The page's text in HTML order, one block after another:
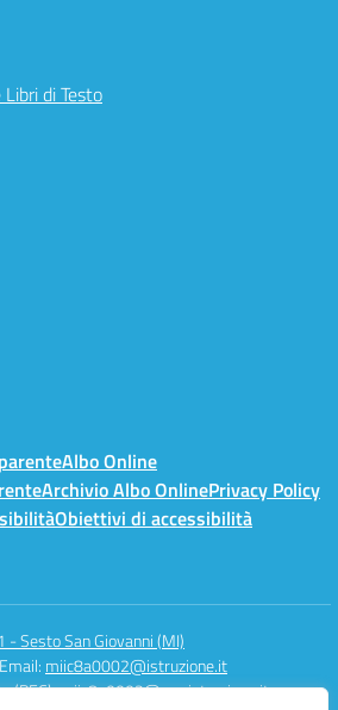
di Testo
Albo Online
Archivio Albo OnlinePrivacy Policy
Obiettivi di accessibilità
- Sesto San Giovanni (MI)
Email: miic8a0002@istruzione.it
(PEC):miic8a0002@pec.istruzione.it